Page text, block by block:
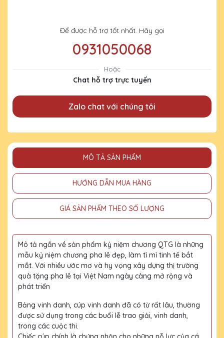
Để được hỗ trợ tốt nhất. Hãy gọi
0931050068
Hoặc
Chat hỗ trợ trực tuyến
Zalo chat với chúng tôi
MÔ TẢ SẢN PHẨM
HƯỚNG DẪN MUA HÀNG
GIÁ SẢN PHẨM THEO SỐ LƯỢNG
Mô tả ngắn về sản phẩm kỷ niệm chương QTG là những
mẫu kỷ niệm chương pha lê đẹp, làm tỉ mỉ tinh tế bắt
mắt. Với nhiều ước mơ và hy vọng xây dựng thị trường
quà tặng pha lê tại Việt Nam ngày càng mở rộng và
phát triển
Bảng vinh danh, cúp vinh danh đã có từ rất lâu, thường
được sử dụng trong các buổi lễ trao giải, vinh danh,
trong các cuộc thi.